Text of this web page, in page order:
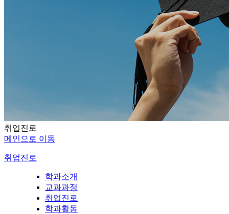
취업진로
메인으로 이동
취업진로
학과소개
교과과정
취업진로
학과활동